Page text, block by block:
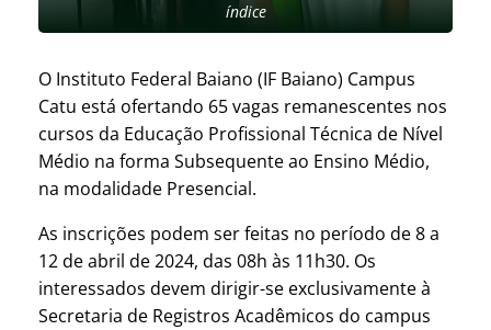
índice
O Instituto Federal Baiano (IF Baiano) Campus
Catu está ofertando 65 vagas remanescentes nos
cursos da Educação Profissional Técnica de Nível
Médio na forma Subsequente ao Ensino Médio,
na modalidade Presencial.
As inscrições podem ser feitas no período de 8 a
12 de abril de 2024, das 08h às 11h30. Os
interessados devem dirigir-se exclusivamente à
Secretaria de Registros Acadêmicos do campus